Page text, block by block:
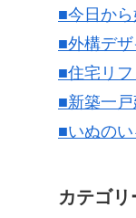
■今日か
■外構デ
■住宅リ
■新築一戸
■いぬの
カテゴリ